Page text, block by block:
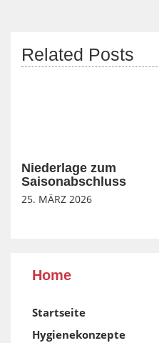
Related Posts
Niederlage zum
Saisonabschluss
25. MÄRZ 2026
Home
Startseite
Hygienekonzepte